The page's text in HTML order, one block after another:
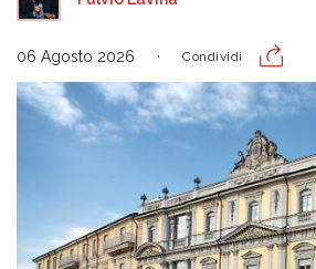
06 Agosto 2026 Condividi